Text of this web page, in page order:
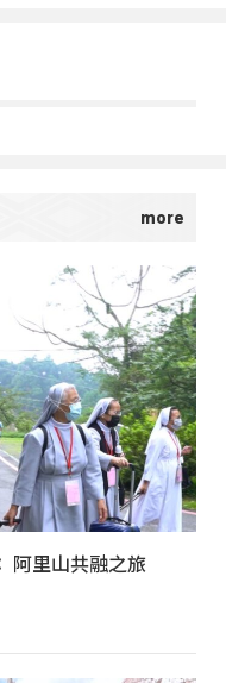
阿里山共融之旅